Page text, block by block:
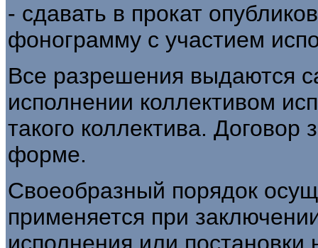
- сдавать в прокат
фонограмму с участием
Все разрешения выдаются
исполнении коллективом
такого коллектива.
форме.
Своеобразный порядок
применяется при
исполнения или